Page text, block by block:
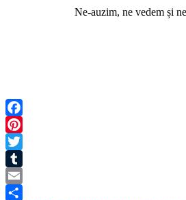
Ne-auzim, ne vedem și
Facebook
Pinterest
Twitter
Tumblr
Email